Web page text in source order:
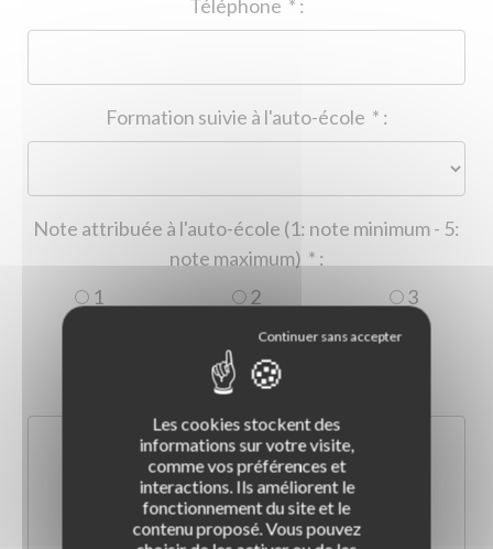
* :
* :
Note attribuée à l'auto-école (1: note minimum - 5:
* :
1
2
3
5
Les cookies stockent des
informations sur votre visite,
comme vos préférences et
interactions. Ils améliorent le
fonctionnement du site et le
contenu proposé. Vous pouvez